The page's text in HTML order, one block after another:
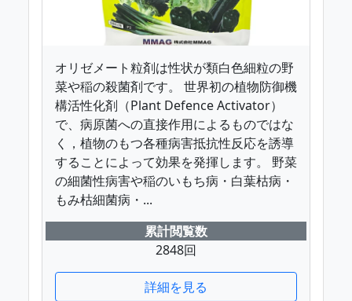
オリゼメート粒剤は性状が類白色細粒の野
菜や稲の殺菌剤です。 世界初の植物防御機
構活性化剤（Plant Defence Activator）
で、病原菌への直接作用によるものではな
く，植物のもつ各種病害抵抗性反応を誘導
することによって効果を発揮します。 野菜
の細菌性病害や稲のいもち病・白葉枯病・
もみ枯細菌病・...
累計閲覧数
2848回
詳細を見る